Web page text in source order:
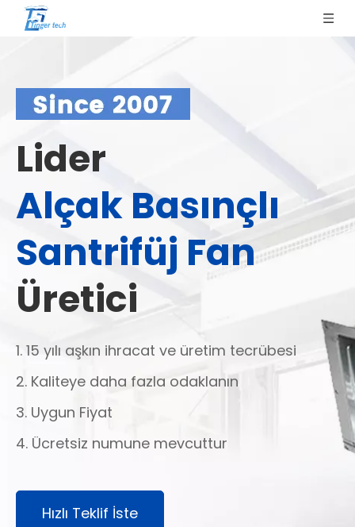
Lider
Alçak Basınçlı
Santrifüj Fan
Üretici
1. 15 yılı aşkın ihracat ve üretim tecrübesi
2. Kaliteye daha fazla odaklanın
3. Uygun Fiyat
4. Ücretsiz numune mevcuttur
Hızlı Teklif İste